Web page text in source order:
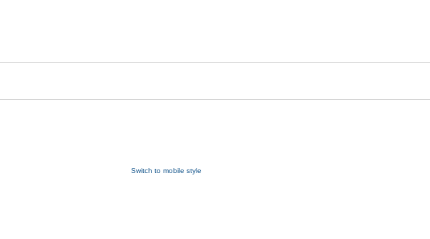
Switch to mobile style